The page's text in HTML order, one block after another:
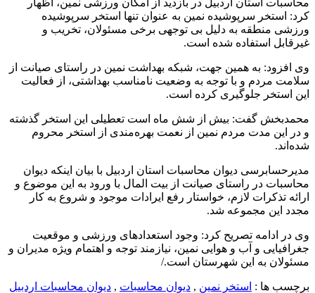
محاسبات استان اردبیل در بازدید از امکان ورزشی نمین، اظهار
کرد: استخر سرپوشیده نمین به عنوان تنها استخر سرپوشیده
ورزشی منطقه به دلیل بی توجهی برخی مسئولان، تخریب و
غیرقابل استفاده شده است.
وی افزود: به همین جهت، شبکه بهداشت نمین در راستای صیانت از
سلامت مردم و با توجه به وضعیت نامناسب بهداشتی، از فعالیت
این استخر جلوگیری کرده است.
محمدبخش گفت: بیش از شش ماه است تعطیلی این استخر گذشته
و در این مدت مردم نمین از نعمت بهره‌مندی از استخر محروم
شده‌اند.
مدیرحسابرسی دیوان محاسبات استان اردبیل با بیان اینکه دیوان
محاسبات در راستای صیانت از بیت المال با ورود به این موضوع و
ارائه تذکرات لازم، خواستار رفع ایرادات موجود و شروع به کار
مجدد این مجموعه شد.
وی در ادامه تصریح کرد: وجود استعدادهای ورزشی و موقعیت
جغرافیایی و آب و هوایی نمین، نیازمند توجه و اهتمام ویژه مدیران و
مسئولان به این شهرستان است./
برچسب ها : استخر نمین , دیوان محاسبات , دیوان محاسبات اردبیل